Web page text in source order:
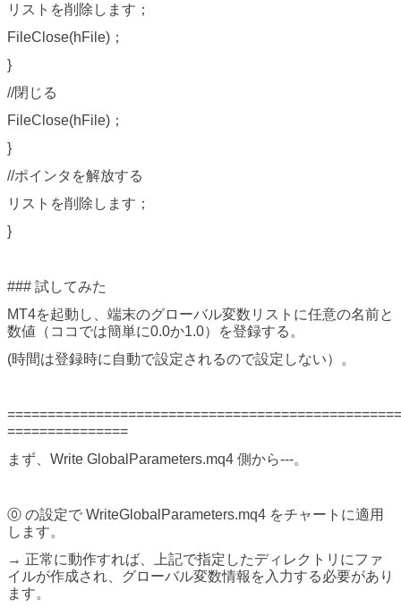
リストを削除します；
FileClose(hFile)；
}
//閉じる
FileClose(hFile)；
}
//ポインタを解放する
リストを削除します；
}
### 試してみた
MT4を起動し、端末のグローバル変数リストに任意の名前と
数値（ココでは簡単に0.0か1.0）を登録する。
(時間は登録時に自動で設定されるので設定しない）。
===============
まず、Write GlobalParameters.mq4 側から---。
⓪ の設定で WriteGlobalParameters.mq4 をチャートに適用
します。
→ 正常に動作すれば、上記で指定したディレクトリにファ
イルが作成され、グローバル変数情報を入力する必要があり
ます。